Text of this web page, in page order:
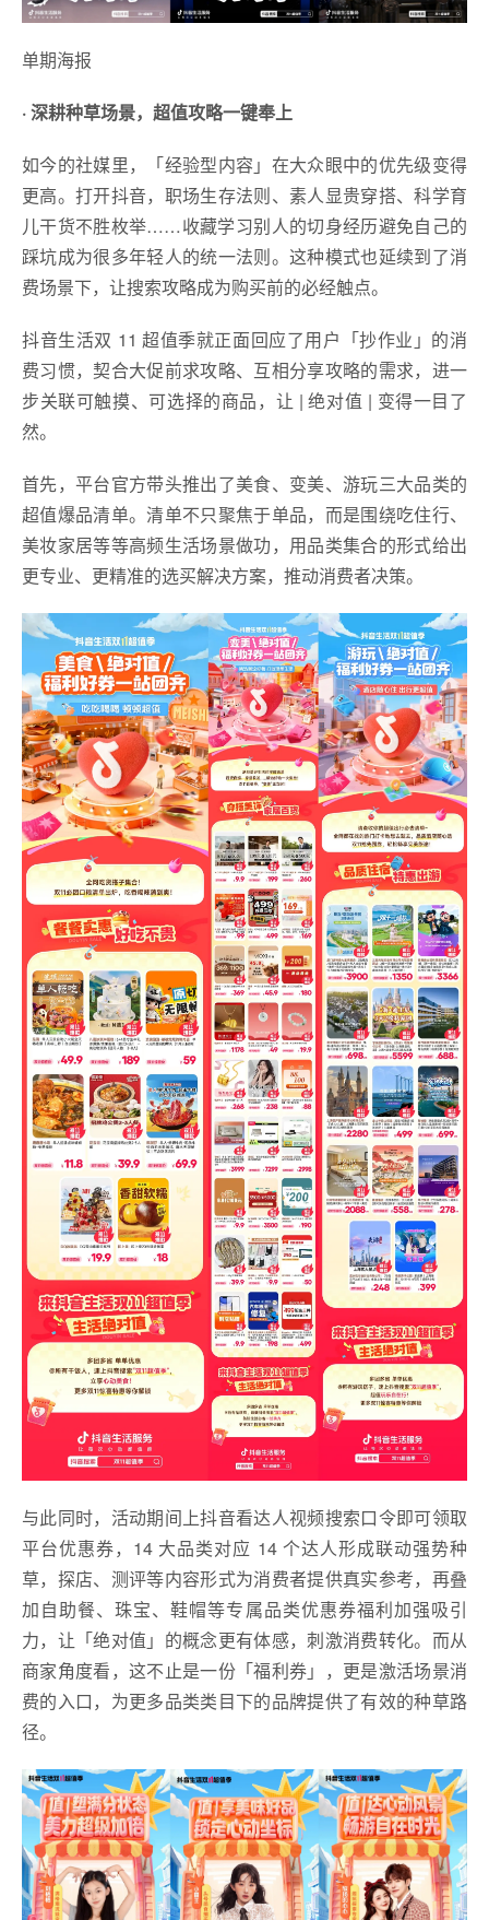
单期海报
· 深耕种草场景，超值攻略一键奉上
如今的社媒里，「经验型内容」在大众眼中的优先级变得
更高。打开抖音，职场生存法则、素人显贵穿搭、科学育
儿干货不胜枚举……收藏学习别人的切身经历避免自己的
踩坑成为很多年轻人的统一法则。这种模式也延续到了消
费场景下，让搜索攻略成为购买前的必经触点。
抖音生活双 11 超值季就正面回应了用户「抄作业」的消
费习惯，契合大促前求攻略、互相分享攻略的需求，进一
步关联可触摸、可选择的商品，让 | 绝对值 | 变得一目了
然。
首先，平台官方带头推出了美食、变美、游玩三大品类的
超值爆品清单。清单不只聚焦于单品，而是围绕吃住行、
美妆家居等等高频生活场景做功，用品类集合的形式给出
更专业、更精准的选买解决方案，推动消费者决策。
与此同时，活动期间上抖音看达人视频搜索口令即可领取
平台优惠券，14 大品类对应 14 个达人形成联动强势种
草，探店、测评等内容形式为消费者提供真实参考，再叠
加自助餐、珠宝、鞋帽等专属品类优惠券福利加强吸引
力，让「绝对值」的概念更有体感，刺激消费转化。而从
商家角度看，这不止是一份「福利券」，更是激活场景消
费的入口，为更多品类类目下的品牌提供了有效的种草路
径。